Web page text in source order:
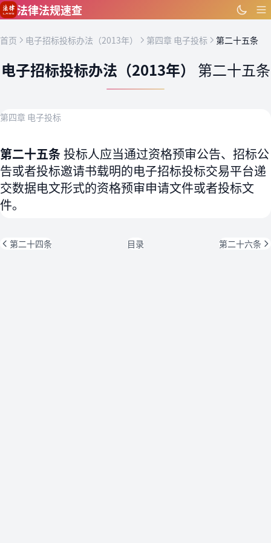
跳到主要内容
法律法规速查
首页 电子招标投标办法（2013年） 第四章 电子投标 第二十五条
电子招标投标办法（2013年） 第二十五条
第四章 电子投标
第二十五条投标人应当通过资格预审公告、招标公
告或者投标邀请书载明的电子招标投标交易平台递
交数据电文形式的资格预审申请文件或者投标文
件。
第二十四条 目录 第二十六条